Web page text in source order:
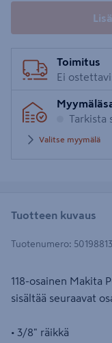
Toimitus
Ei
Tarkista
Valitse myymälä
Tuotteen kuvaus
Tuotenumero:
118-osainen Makita
sisältää seuraavat
• 3/8" räikkä